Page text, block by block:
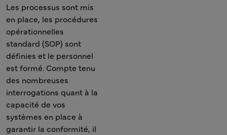
Les processus sont mis
en place, les procédures
opérationnelles
standard (SOP) sont
définies et le personnel
est formé. Compte tenu
des nombreuses
interrogations quant à la
capacité de vos
systèmes en place à
garantir la conformité, il